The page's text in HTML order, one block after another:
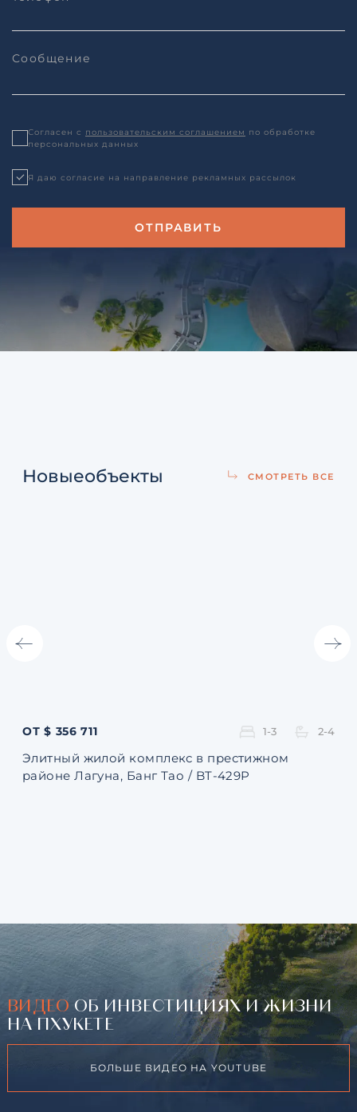
Согласен с пользовательским соглашением по обработке
персональных данных
Я даю согласие на направление рекламных рассылок
Новыеобъекты СМОТРЕТЬ ВСЕ
ОТ $ 356 711 1-3 2-4
Элитный жилой комплекс в престижном
районе Лагуна, Банг Тао / BT-429P
ВИДЕО ОБ ИНВЕСТИЦИЯХ И ЖИЗНИ
НА ПХУКЕТЕ
БОЛЬШЕ ВИДЕО НА YOUTUBE